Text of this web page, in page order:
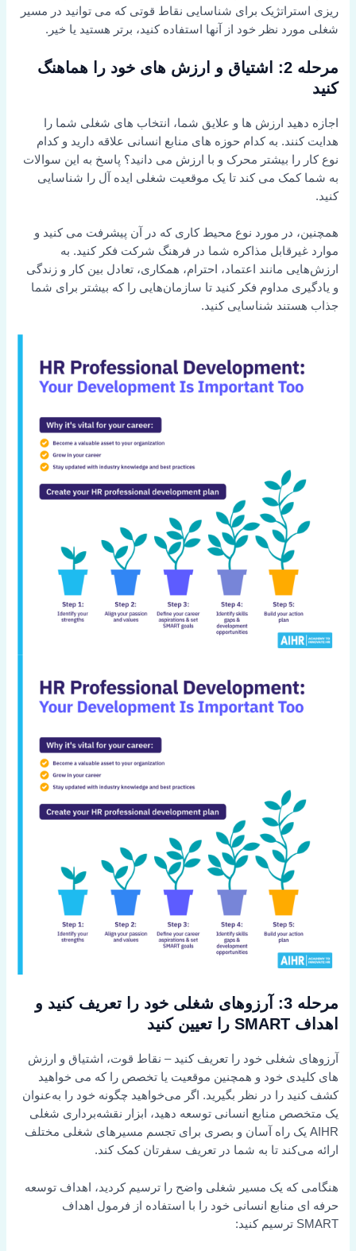
ریزی استراتژیک برای شناسایی نقاط قوتی که می توانید در مسیر
شغلی مورد نظر خود از آنها استفاده کنید، برتر هستید یا خیر.
مرحله 2: اشتیاق و ارزش های خود را هماهنگ
کنید
اجازه دهید ارزش ها و علایق شما، انتخاب های شغلی شما را
هدایت کنند. به کدام حوزه های منابع انسانی علاقه دارید و کدام
نوع کار را بیشتر محرک و با ارزش می دانید؟ پاسخ به این سوالات
به شما کمک می کند تا یک موقعیت شغلی ایده آل را شناسایی
کنید.
همچنین، در مورد نوع محیط کاری که در آن پیشرفت می کنید و
موارد غیرقابل مذاکره شما در فرهنگ شرکت فکر کنید. به
ارزش‌هایی مانند اعتماد، احترام، همکاری، تعادل بین کار و زندگی
و یادگیری مداوم فکر کنید تا سازمان‌هایی را که بیشتر برای شما
جذاب هستند شناسایی کنید.
مرحله 3: آرزوهای شغلی خود را تعریف کنید و
اهداف SMART را تعیین کنید
آرزوهای شغلی خود را تعریف کنید – نقاط قوت، اشتیاق و ارزش
های کلیدی خود و همچنین موقعیت یا تخصص را که می خواهید
کشف کنید را در نظر بگیرید. اگر می‌خواهید چگونه خود را به‌عنوان
یک متخصص منابع انسانی توسعه دهید، ابزار نقشه‌برداری شغلی
AIHR یک راه آسان و بصری برای تجسم مسیرهای شغلی مختلف
ارائه می‌کند تا به شما در تعریف سفرتان کمک کند.
هنگامی که یک مسیر شغلی واضح را ترسیم کردید، اهداف توسعه
حرفه ای منابع انسانی خود را با استفاده از فرمول اهداف
SMART ترسیم کنید: